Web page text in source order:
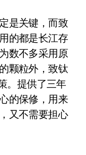
是关键，而致
的都是长江存
数不多采用原
颗粒外，致钛
。提供了三年
的保修，用来
又不需要担心